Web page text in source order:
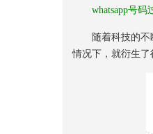
whatsapp号码
随着科技的不断
情况下，就衍生了